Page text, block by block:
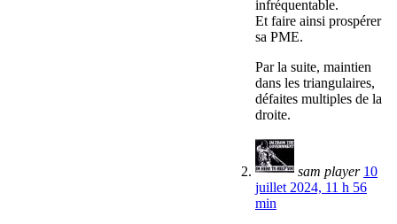
infréquentable.
Et faire ainsi prospérer
sa PME.
Par la suite, maintien
dans les triangulaires,
défaites multiples de la
droite.
sam player 10
juillet 2024, 11 h 56
min